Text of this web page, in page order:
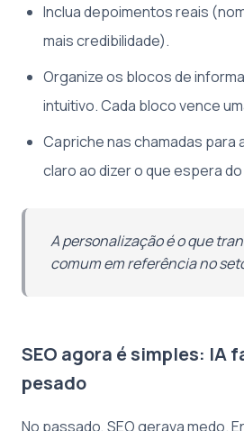
Inclua depoimentos reais
mais credibilidade).
Organize os blocos de
intuitivo. Cada bloco vence
Capriche nas chamadas para
claro ao dizer o que espera
A personalização é o que
comum em referência no
SEO agora é simples: IA
pesado
No passado, SEO gerava medo.